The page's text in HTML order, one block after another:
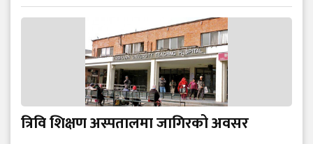
त्रिवि शिक्षण अस्पतालमा जागिरको अवसर